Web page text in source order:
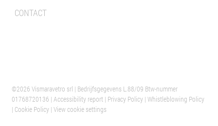
CONTACT
VERANO
HEADQUARTER CABINE DOCCIA
©2026 Vismaravetro srl | Bedrijfsgegevens L.88/09 Btw-nummer
01768720136 | Accessibility report | Privacy Policy | Whistleblowing Policy
| Cookie Policy | View cookie settings